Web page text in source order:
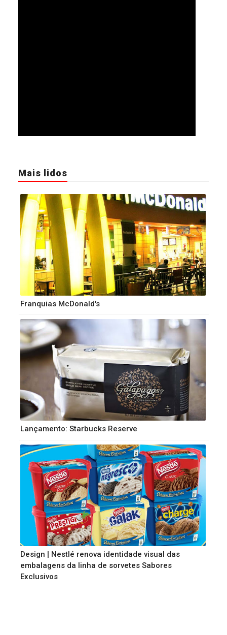
Mais lidos
Franquias McDonald's
Lançamento: Starbucks Reserve
Design | Nestlé renova identidade visual das
embalagens da linha de sorvetes Sabores
Exclusivos